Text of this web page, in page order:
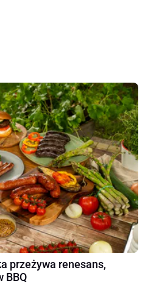
przeżywa renesans,
BBQ